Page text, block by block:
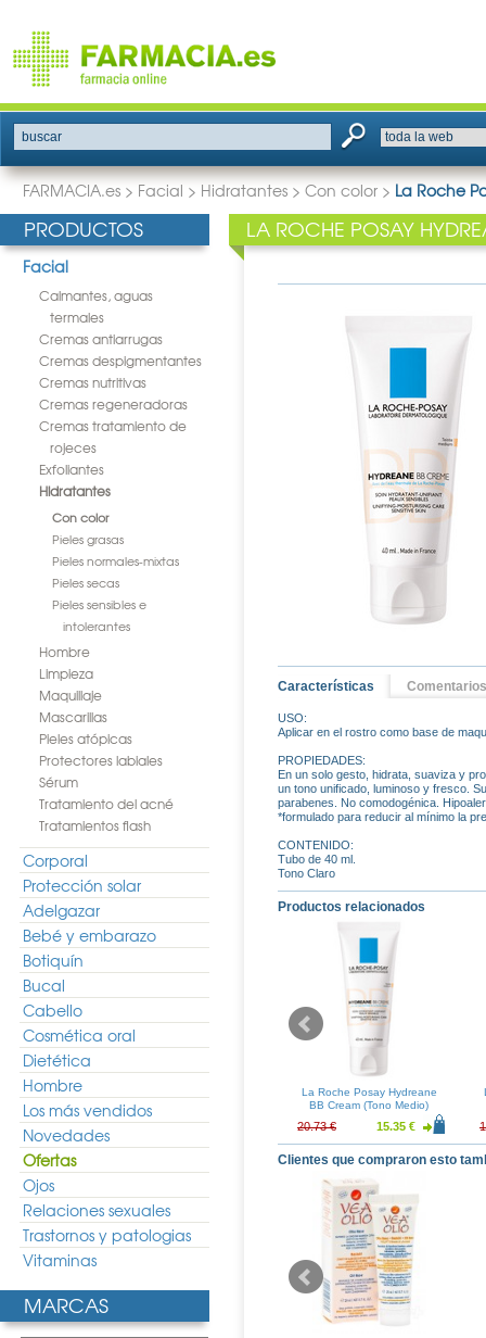
buscar
FARMACIA.es > Facial > Hidratantes > Con color > La Roche
PRODUCTOS
Facial
Calmantes, aguas
termales
Cremas antiarrugas
Cremas despigmentantes
Cremas nutritivas
Cremas regeneradoras
Cremas tratamiento de
rojeces
Exfoliantes
Hidratantes
Con color
Pieles grasas
Pieles normales-mixtas
Pieles secas
Pieles sensibles e
intolerantes
Hombre
Limpieza
Maquillaje
Mascarillas
Pieles atópicas
Protectores labiales
Sérum
Tratamiento del acné
Tratamientos flash
Corporal
Protección solar
Adelgazar
Bebé y embarazo
Botiquín
Bucal
Cabello
Cosmética oral
Dietética
Hombre
Los más vendidos
Novedades
Ofertas
Ojos
Relaciones sexuales
Trastornos y patologias
Vitaminas
MARCAS
LA ROCHE POSAY
Características Comentarios
USO:
Aplicar en el rostro como base de
PROPIEDADES:
En un solo gesto, hidrata, suaviza y
un tono unificado, luminoso y fresco.
parabenes. No comodogénica.
*formulado para reducir al mínimo la
CONTENIDO:
Tubo de 40 ml.
Tono Claro
Productos relacionados
Toleriane
SPF20
30ml
22.60 €
Teint Aqua-Crema SPF20
30.51 € 22.60 €
La Roche Posay Hydreane
BB Cream (Tono Medio)
20.73 € 15.35 €
Clientes que compraron esto